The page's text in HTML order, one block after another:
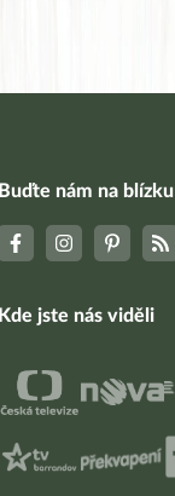
Buďte nám na blízku
Kde jste nás viděli